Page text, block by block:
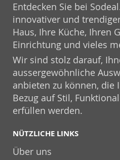
Entdecken Sie bei
innovativer und
Haus, Ihre Küche, Ihren
Einrichtung und vieles
Wir sind stolz darauf,
aussergewöhnliche
anbieten zu können, die
Bezug auf Stil,
erfüllen werden.
NÜTZLICHE LINKS
Über uns